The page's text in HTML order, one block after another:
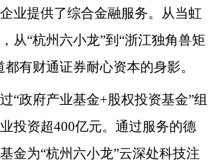
业提供了综合金融服务。从当虹
从“杭州六小龙”到“浙江独角兽矩
有财通证券耐心资本的身影。
政府产业基金+股权投资基金”组
投资超400亿元。通过服务的德
金为“杭州六小龙”云深处科技注